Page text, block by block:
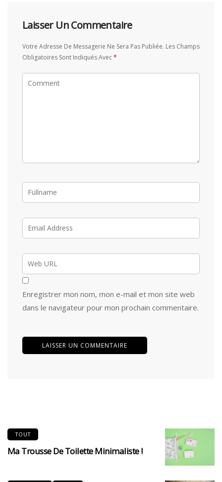
Laisser Un Commentaire
Votre Adresse De Messagerie Ne Sera Pas Publiée. Les Champs
Obligatoires Sont Indiqués Avec*
Enregistrer mon nom, mon e-mail et mon site web
dans le navigateur pour mon prochain commentaire.
TOUT
Ma Trousse De Toilette Minimaliste !